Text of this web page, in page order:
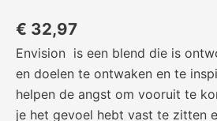
€ 32,97
Envision is een blend die is
en doelen te ontwaken en te
helpen de angst om vooruit te
je het gevoel hebt vast te zitten